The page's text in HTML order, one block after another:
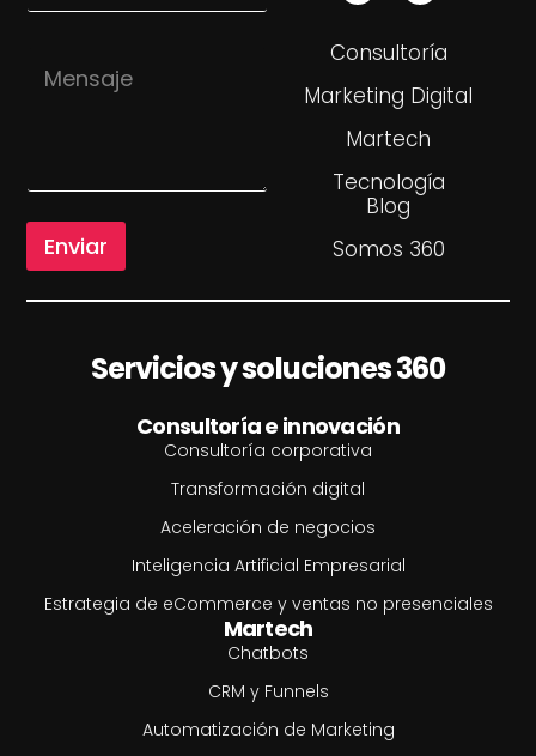
Consultoría
Marketing Digital
Martech
Tecnología
Blog
Somos 360
*
u
e
*
e
Enviar
Servicios y soluciones 360
Consultoría e innovación
Consultoría corporativa
Transformación digital
Aceleración de negocios
Inteligencia Artificial Empresarial
Estrategia de eCommerce y ventas no presenciales
Martech
Chatbots
CRM y Funnels
Automatización de Marketing